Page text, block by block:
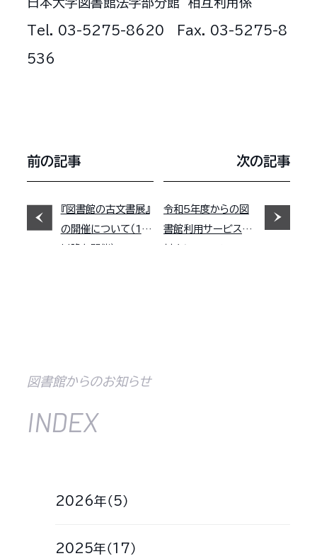
Tel. 03-5275-8620 Fax. 03-5275-8
536
前の記事
『図書館の古文書展』
の開催について（1月
次の記事
令和5年度からの図
書館利用サービスの
図書館からのお知らせ
INDEX
2026年（5）
2025年（17）